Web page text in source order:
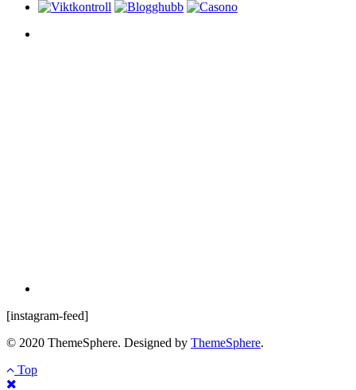
[instagram-feed]
© 2020 ThemeSphere. Designed by ThemeSphere.
Top